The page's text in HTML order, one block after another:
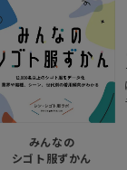
みんなの
シゴト服ずかん